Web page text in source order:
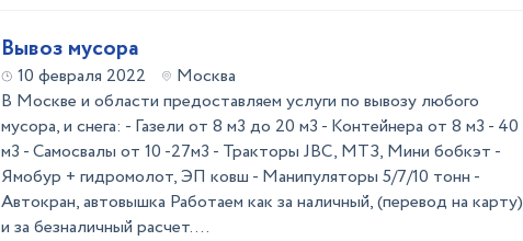
Вывоз мусора
10 февраля 2022
Москва
В Москве и области предоставляем услуги по вывозу любого
мусора, и снега: - Газели от 8 м3 до 20 м3 - Контейнера от 8 м3 - 40
м3 - Самосвалы от 10 -27м3 - Тракторы JBC, МТЗ, Мини бобкэт -
Ямобур + гидромолот, ЭП ковш - Манипуляторы 5/7/10 тонн -
Автокран, автовышка Работаем как за наличный, (перевод на карту)
и за безналичный расчет. ...